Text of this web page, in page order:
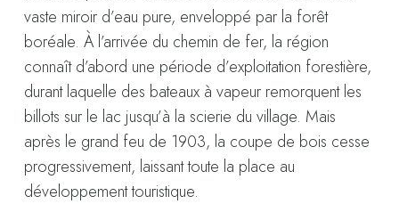
vaste miroir d’eau pure, enveloppé par la forêt
boréale. À l’arrivée du chemin de fer, la région
connaît d’abord une période d’exploitation forestière,
durant laquelle des bateaux à vapeur remorquent les
billots sur le lac jusqu’à la scierie du village. Mais
après le grand feu de 1903, la coupe de bois cesse
progressivement, laissant toute la place au
développement touristique.